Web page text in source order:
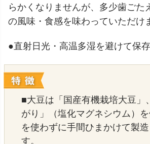
らかくなりませんが、多少歯ごた
の風味・食感を味わっていただけ
●直射日光・高温多湿を避けて保存
■大豆は「国産有機栽培大豆」
がり」（塩化マグネシウム）
を使わずに手間ひまかけて製
す。